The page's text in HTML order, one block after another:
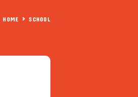
HOME SCHOOL